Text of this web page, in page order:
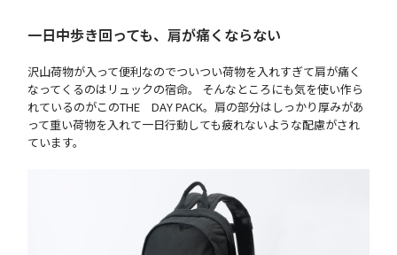
一日中歩き回っても、肩が痛くならない
沢山荷物が入って便利なのでついつい荷物を入れすぎて肩が痛く
なってくるのはリュックの宿命。 そんなところにも気を使い作ら
れているのがこのTHE DAY PACK。肩の部分はしっかり厚みがあ
って重い荷物を入れて一日行動しても疲れないような配慮がされ
ています。